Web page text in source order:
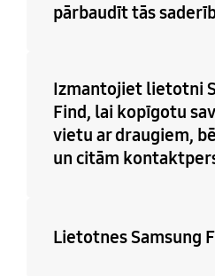
pārbaudīt tās
Izmantojiet lietotni
Find, lai kopīgotu
vietu ar draugiem,
un citām
Lietotnes Samsung